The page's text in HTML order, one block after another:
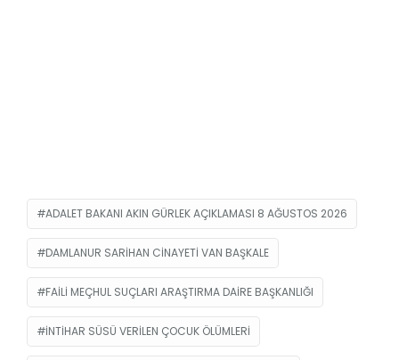
ADALET BAKANI AKIN GÜRLEK AÇIKLAMASI 8 AĞUSTOS 2026
DAMLANUR SARIHAN CINAYETI VAN BAŞKALE
FAILI MEÇHUL SUÇLARI ARAŞTIRMA DAIRE BAŞKANLIĞI
INTIHAR SÜSÜ VERILEN ÇOCUK ÖLÜMLERI